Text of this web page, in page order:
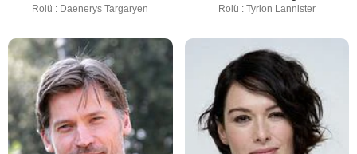
Rolü : Daenerys Targaryen Rolü : Tyrion Lannister